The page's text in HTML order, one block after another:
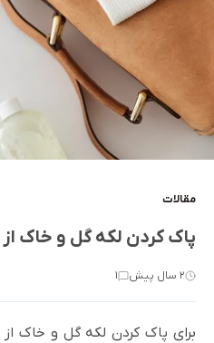
مقالات
پاک کردن لکه گل و خاک
2 سال پیش 1
برای پاک کردن لکه گل و خاک